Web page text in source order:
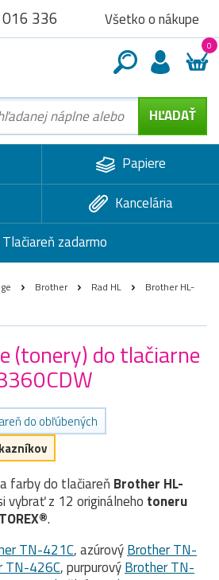
336 Všetko o nákupe
0
Papiere
Kancelária
Tlačiareň zadarmo
Brother Rad HL
Brother HL-
(tonery) do tlačiarne
do obľúbených
farby do tlačiareň Brother HL-
vybrať z 12 originálneho toneru
.
TN-421C, azúrovýBrother TN-
TN-426C, purpurovýBrother TN-